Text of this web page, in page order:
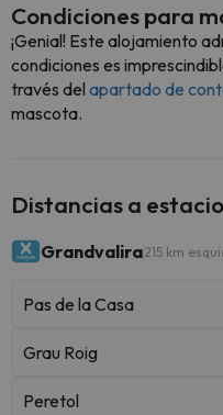
Condiciones para
¡Genial! Este alojamiento
condiciones es
través del apartado de
mascota.
Distancias a
Grandvalira215 km
Pas de la Casa
Grau Roig
Peretol